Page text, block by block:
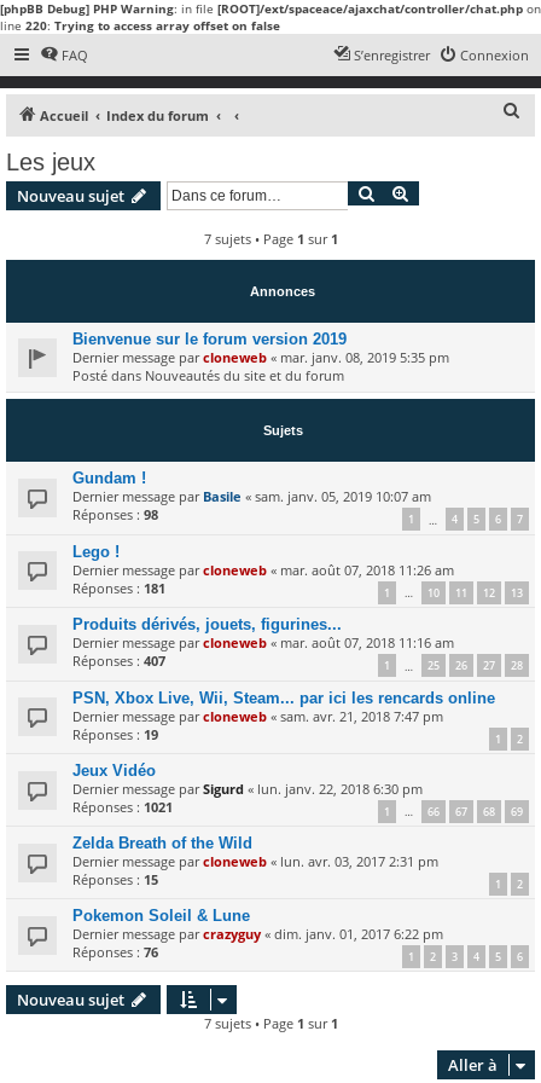
[phpBB Debug] PHP Warning: in file [ROOT]/ext/spaceace/ajaxchat/controller/chat.php on
line 220: Trying to access array offset on false
FAQ Connexion
S’enregistrer
Accueil Index du forum
r
Les jeux
Nouveau sujet Rechercher
7 sujets • Page 1 sur 1
Annonces
Bienvenue sur le forum version 2019
Dernier message parcloneweb « mar. janv. 08, 2019 5:35 pm
Posté dans Nouveautés du site et du forum
Sujets
Gundam !
Dernier message par Basile « sam. janv. 05, 2019 10:07 am
Réponses : 98 1 4 5 6 7
Lego !
Dernier message parcloneweb « mar. août 07, 2018 11:26 am
Réponses : 181 1 … 10 11 12 13
Produits dérivés, jouets, figurines...
Dernier message parcloneweb « mar. août 07, 2018 11:16 am
Réponses : 407 1 … 25 26 27 28
PSN, Xbox Live, Wii, Steam... par ici les rencards online
Dernier message parcloneweb « sam. avr. 21, 2018 7:47 pm
Réponses : 19 1 2
Jeux Vidéo
Dernier message parSigurd « lun. janv. 22, 2018 6:30 pm
Réponses : 1021 1 … 66 67 68 69
Zelda Breath of the Wild
Dernier message parcloneweb « lun. avr. 03, 2017 2:31 pm
Réponses : 15 1 2
Pokemon Soleil & Lune
Dernier message parcrazyguy « dim. janv. 01, 2017 6:22 pm
Réponses : 76 1 2 3 4 5 6
Nouveau sujet
7 sujets • Page 1 sur 1
Aller à